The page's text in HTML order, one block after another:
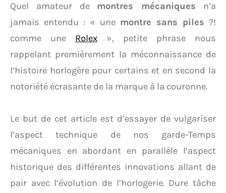
Quel amateur de montres mécaniques n’a
jamais entendu : « une montre sans piles ?!
comme une Rolex », petite phrase nous
rappelant premièrement la méconnaissance de
l’histoire horlogère pour certains et en second la
notoriété écrasante de la marque à la couronne.
Le but de cet article est d’essayer de vulgariser
l’aspect technique de nos garde-Temps
mécaniques en abordant en parallèle l’aspect
historique des différentes innovations allant de
pair avec l’évolution de l’horlogerie. Dure tâche